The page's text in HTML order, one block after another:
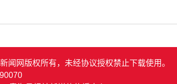
闻网版权所有，未经协议授权禁止下载使用。